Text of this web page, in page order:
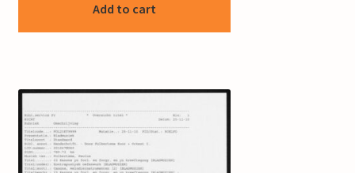
Add to cart